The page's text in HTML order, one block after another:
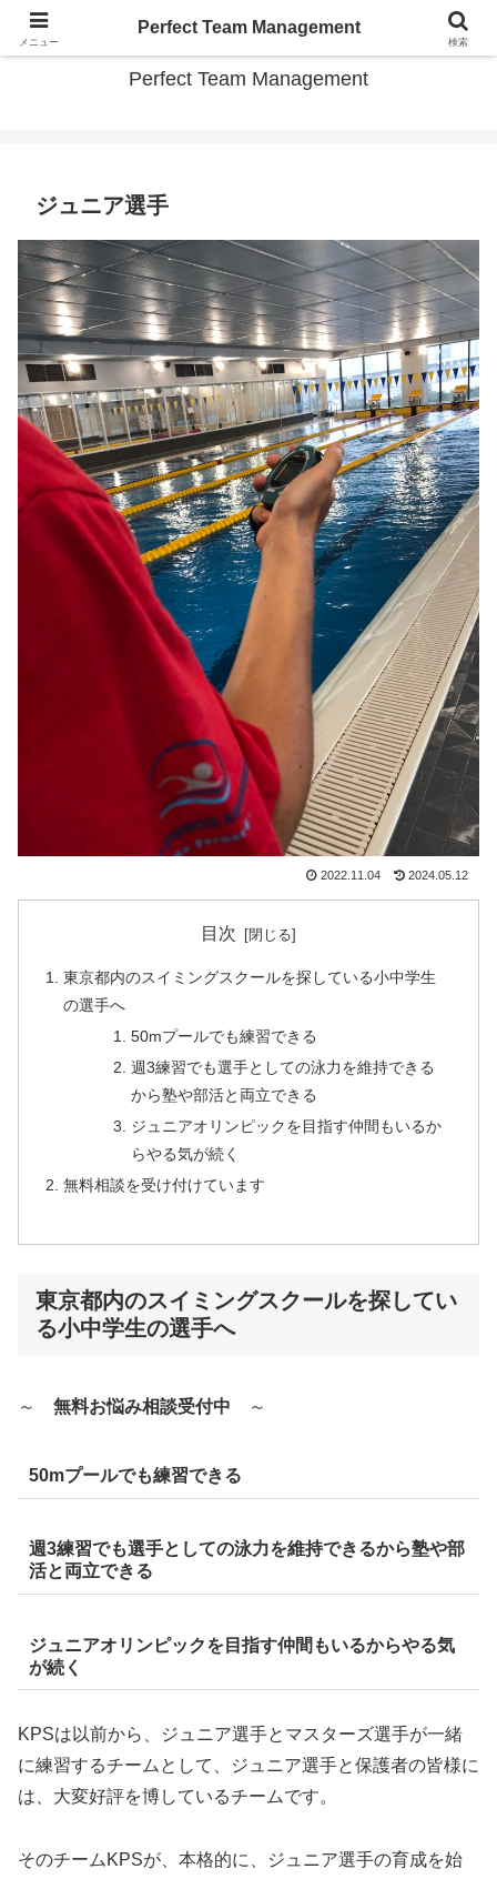
スポーツチーム パーフェクト運営のコツ教えます
Perfect Team Management
ジュニア選手
2022.11.04 2024.05.12
目次
東京都内のスイミングスクールを探している小中学生
の選手へ
50mプールでも練習できる
週3練習でも選手としての泳力を維持できる
から塾や部活と両立できる
ジュニアオリンピックを目指す仲間もいるか
らやる気が続く
無料相談を受け付けています
東京都内のスイミングスクールを探してい
る小中学生の選手へ
～ 無料お悩み相談受付中 ～
50mプールでも練習できる
週3練習でも選手としての泳力を維持できるから塾や部
活と両立できる
ジュニアオリンピックを目指す仲間もいるからやる気
が続く
KPSは以前から、ジュニア選手とマスターズ選手が一緒
に練習するチームとして、ジュニア選手と保護者の皆様に
は、大変好評を博しているチームです。
そのチームKPSが、本格的に、ジュニア選手の育成を始
メニュー
Perfect Team Management
検索